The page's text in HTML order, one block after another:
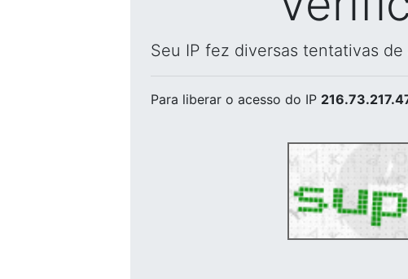
Seu IP fez diversas tentativas
Para liberar o acesso do IP